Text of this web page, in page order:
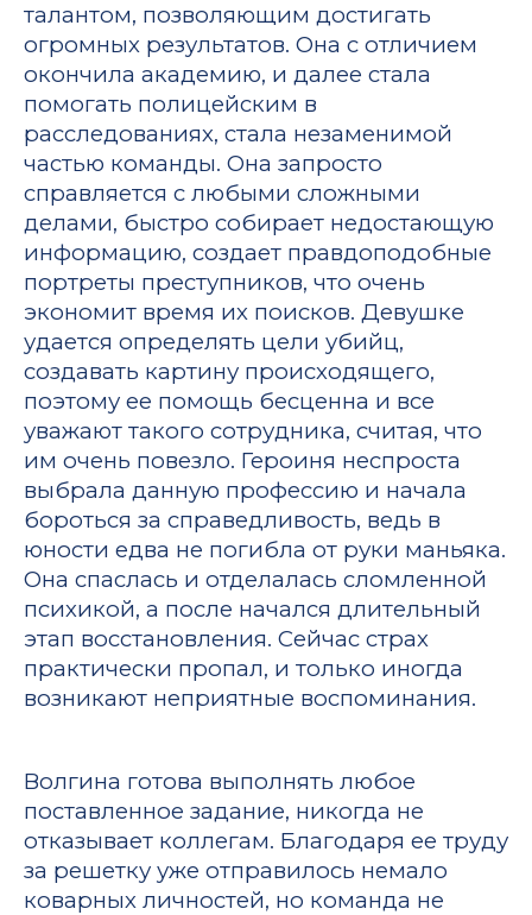
талантом, позволяющим достигать
огромных результатов. Она с отличием
окончила академию, и далее стала
помогать полицейским в
расследованиях, стала незаменимой
частью команды. Она запросто
справляется с любыми сложными
делами, быстро собирает недостающую
информацию, создает правдоподобные
портреты преступников, что очень
экономит время их поисков. Девушке
удается определять цели убийц,
создавать картину происходящего,
поэтому ее помощь бесценна и все
уважают такого сотрудника, считая, что
им очень повезло. Героиня неспроста
выбрала данную профессию и начала
бороться за справедливость, ведь в
юности едва не погибла от руки маньяка.
Она спаслась и отделалась сломленной
психикой, а после начался длительный
этап восстановления. Сейчас страх
практически пропал, и только иногда
возникают неприятные воспоминания.
Волгина готова выполнять любое
поставленное задание, никогда не
отказывает коллегам. Благодаря ее труду
за решетку уже отправилось немало
коварных личностей, но команда не